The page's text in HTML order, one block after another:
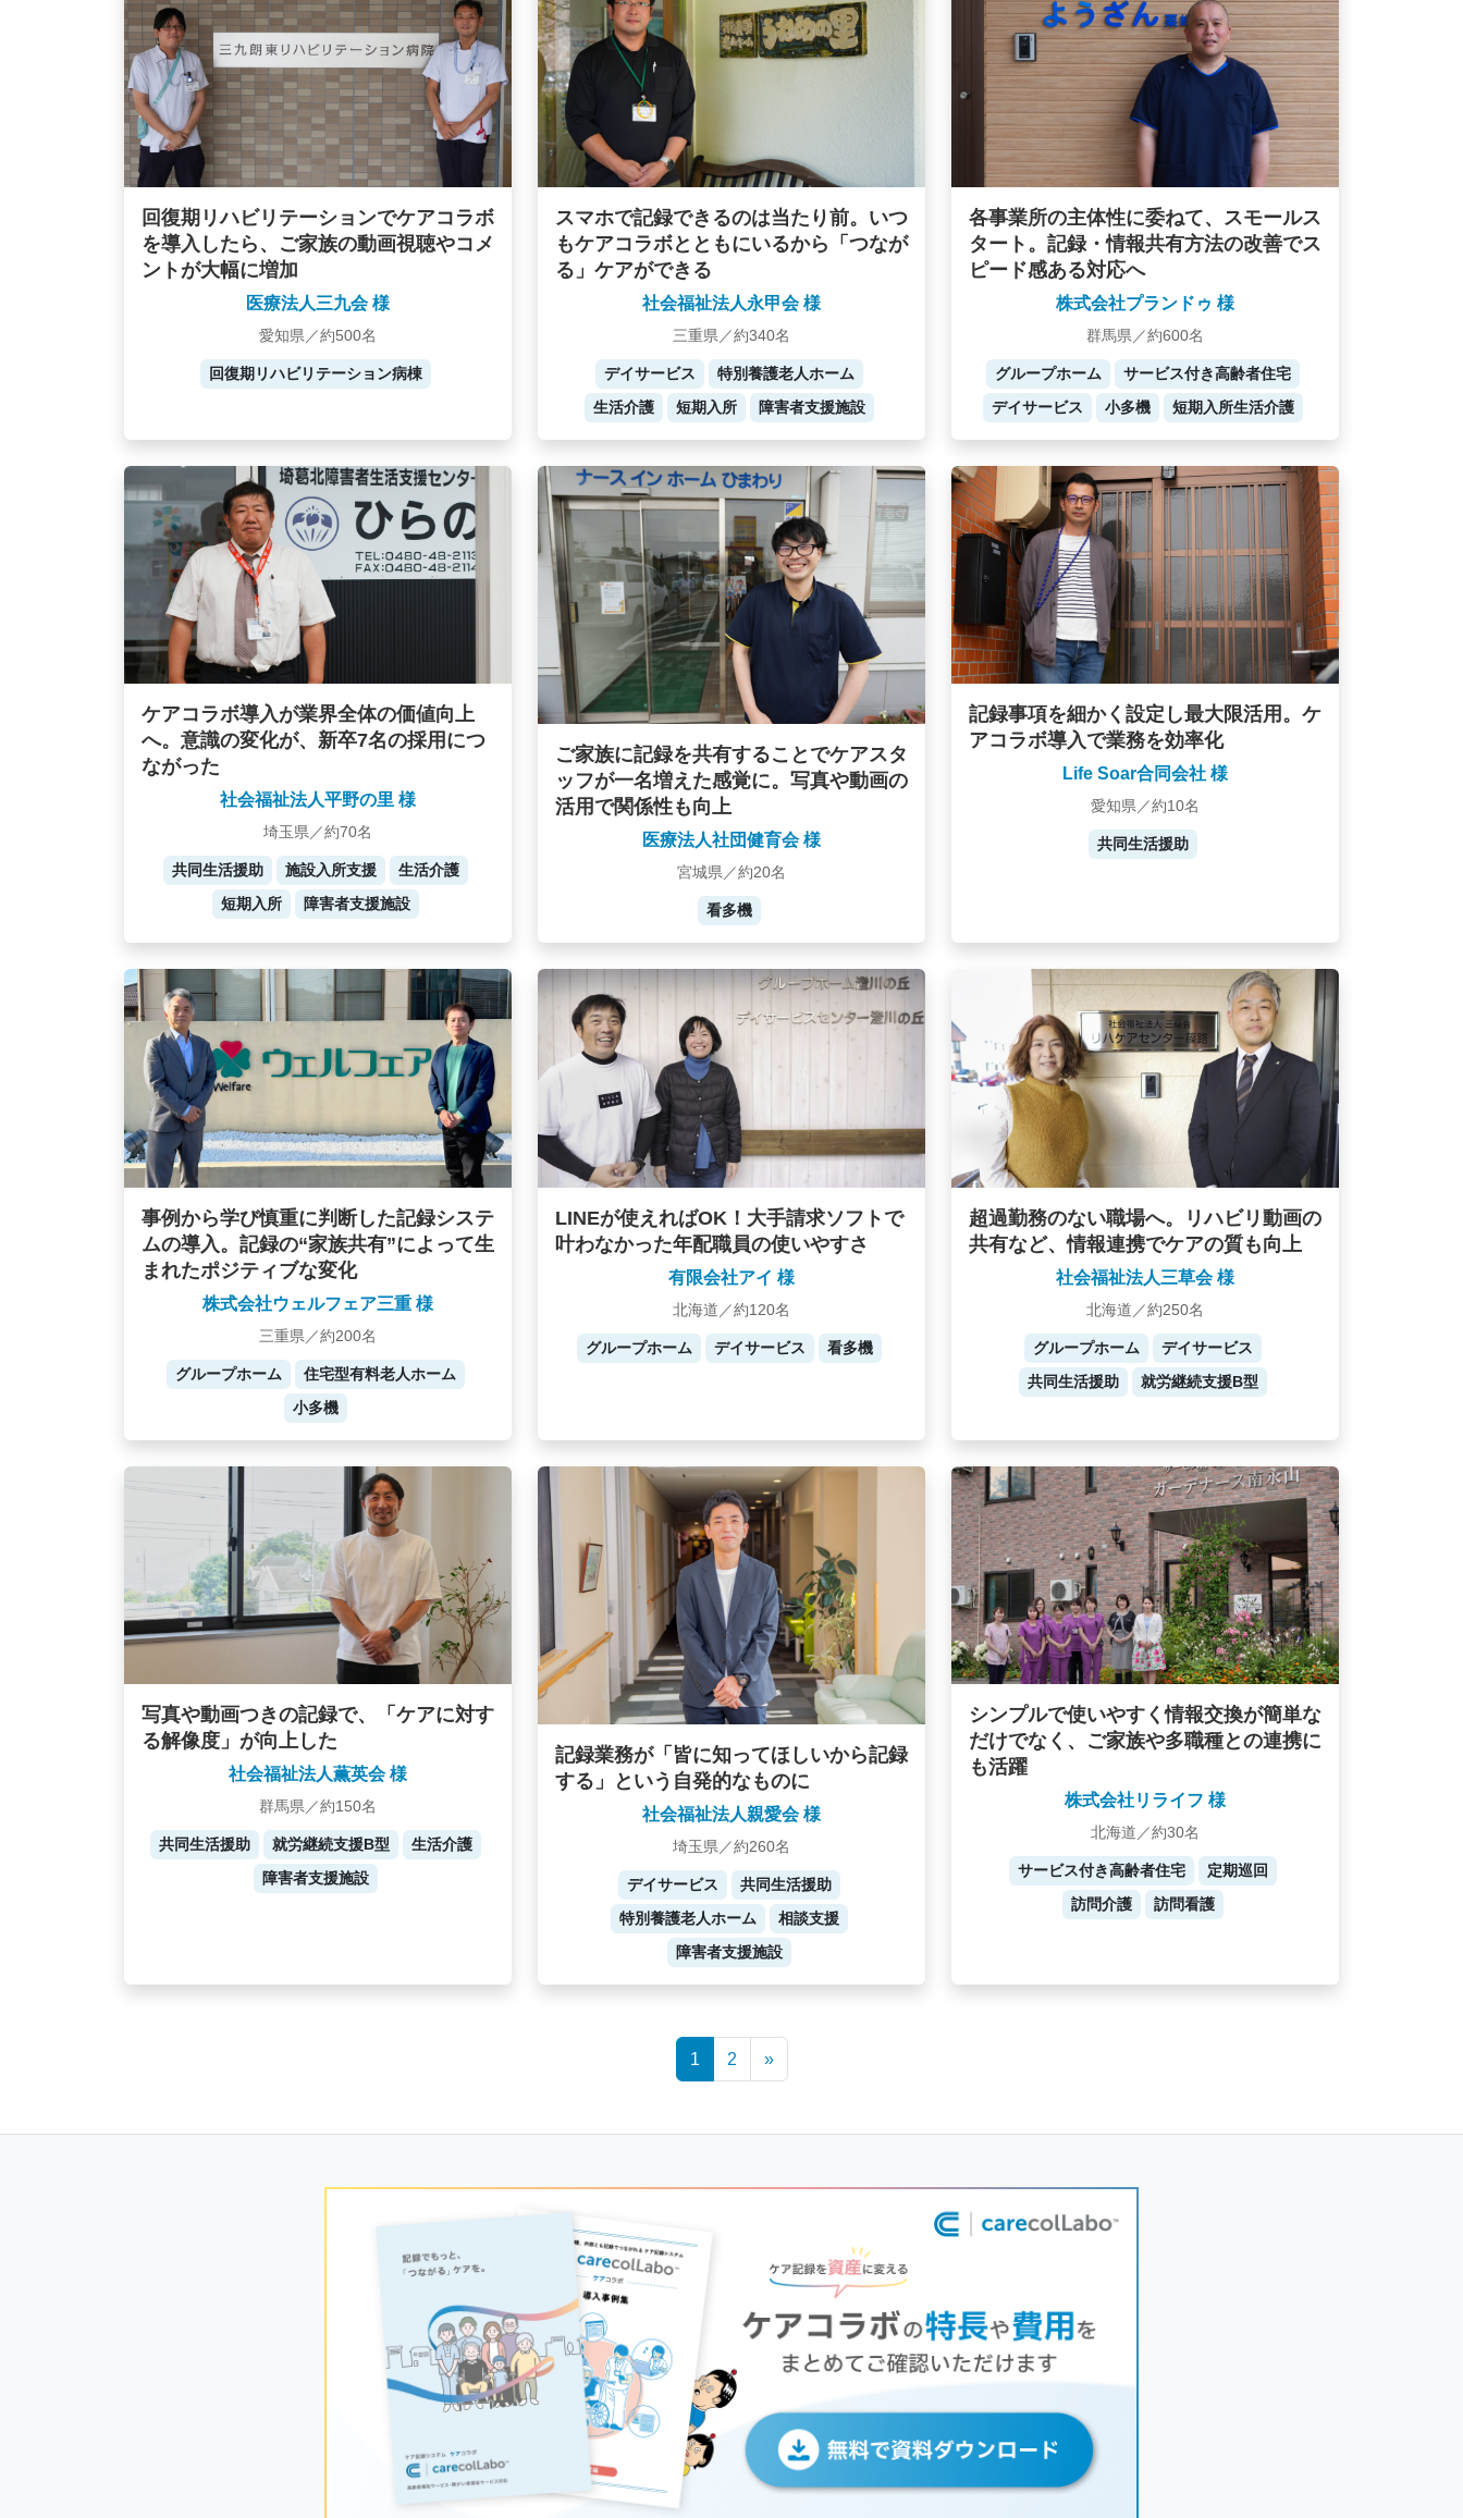
回復期リハビリテーションでケアコラボ
を導入したら、ご家族の動画視聴やコメ
ントが大幅に増加
医療法人三九会 様
愛知県／約500名
回復期リハビリテーション病棟
スマホで記録できるのは当たり前。いつ
もケアコラボとともにいるから「つなが
る」ケアができる
社会福祉法人永甲会 様
三重県／約340名
デイサービス
特別養護老人ホーム
生活介護
短期入所 障害者支援施設
各事業所の主体性に委ねて、スモールス
タート。記録・情報共有方法の改善でス
ピード感ある対応へ
株式会社プランドゥ 様
群馬県／約600名
グループホーム
サービス付き高齢者住宅
デイサービス
小多機 短期入所生活介護
ケアコラボ導入が業界全体の価値向上
へ。意識の変化が、新卒7名の採用につ
ながった
社会福祉法人平野の里 様
埼玉県／約70名
共同生活援助 施設入所支援
生活介護
短期入所
障害者支援施設
ご家族に記録を共有することでケアスタ
ッフが一名増えた感覚に。写真や動画の
活用で関係性も向上
医療法人社団健育会 様
宮城県／約20名
看多機
記録事項を細かく設定し最大限活用。ケ
アコラボ導入で業務を効率化
Life Soar合同会社 様
愛知県／約10名
共同生活援助
事例から学び慎重に判断した記録システ
ムの導入。記録の“家族共有”によって生
まれたポジティブな変化
株式会社ウェルフェア三重 様
三重県／約200名
グループホーム
住宅型有料老人ホーム
小多機
LINEが使えればOK！大手請求ソフトで
叶わなかった年配職員の使いやすさ
有限会社アイ 様
北海道／約120名
グループホーム デイサービス 看多機
超過勤務のない職場へ。リハビリ動画の
共有など、情報連携でケアの質も向上
社会福祉法人三草会 様
北海道／約250名
グループホーム
デイサービス
共同生活援助
就労継続支援B型
写真や動画つきの記録で、「ケアに対す
る解像度」が向上した
社会福祉法人薫英会 様
群馬県／約150名
共同生活援助 就労継続支援B型
生活介護
障害者支援施設
記録業務が「皆に知ってほしいから記録
する」という自発的なものに
社会福祉法人親愛会 様
埼玉県／約260名
デイサービス
共同生活援助
特別養護老人ホーム
相談支援
障害者支援施設
シンプルで使いやすく情報交換が簡単な
だけでなく、ご家族や多職種との連携に
も活躍
株式会社リライフ 様
北海道／約30名
サービス付き高齢者住宅
定期巡回
訪問介護
訪問看護
1 2 »